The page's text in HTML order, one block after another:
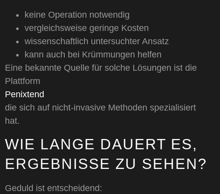
keine Operation notwendig
vergleichsweise geringe Kosten
wissenschaftlich untersuchter Ansatz
kann auch bei Krümmungen helfen
Eine bekannte Quelle für solche Lösungen ist die
Plattform
Penixtend
die sich auf nicht-invasive Methoden spezialisiert
hat.
WIE LANGE DAUERT ES,
ERGEBNISSE ZU SEHEN?
Geduld ist entscheidend: